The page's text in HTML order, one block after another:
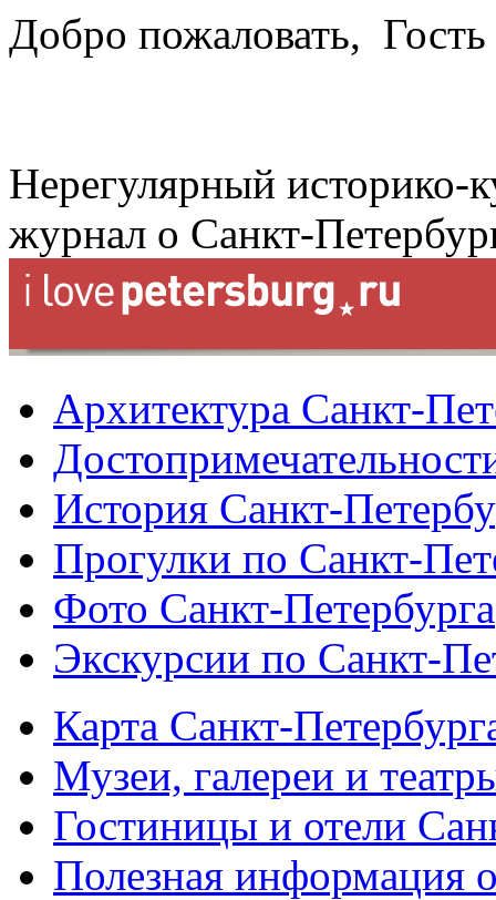
Добро пожаловать, Гость
Нерегулярный историко-
журнал о Санкт-
Архитектура Санкт-
История Санкт-
Прогулки по Санкт-
Фото Санкт-Петербурга
Экскурсии по Санкт-
Карта Санкт-
Музеи, галереи и
Гостиницы и отели
Полезная информация